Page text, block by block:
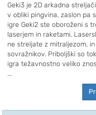
Geki3 je 2D arkadna
v obliki pingvina, zaslon pa
igre Geki2 ste oboroženi s
laserjem in raketami.
ne streljate z mitraljezom,
sovražnikov. Priboljški so
igra težavnostno veliko
...